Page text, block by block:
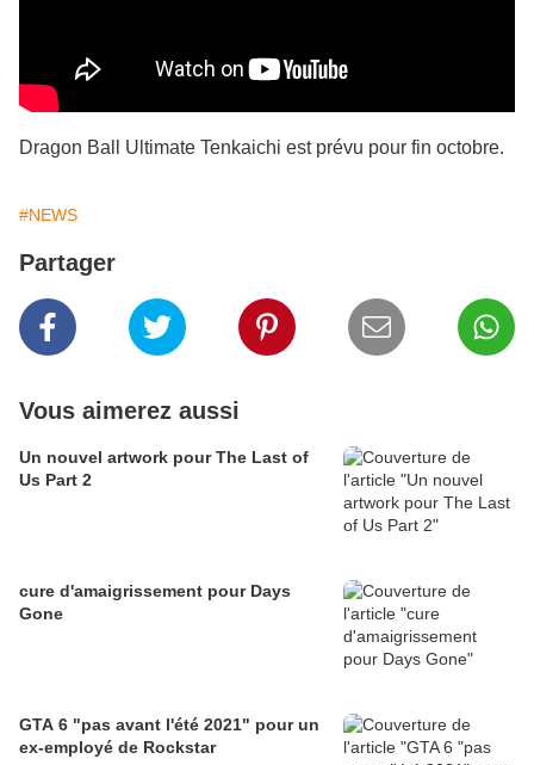
Dragon Ball Ultimate Tenkaichi est prévu pour fin octobre.
#NEWS
Partager
Vous aimerez aussi
Un nouvel artwork pour The Last of
Us Part 2
cure d'amaigrissement pour Days
Gone
GTA 6 "pas avant l'été 2021" pour un
ex-employé de Rockstar